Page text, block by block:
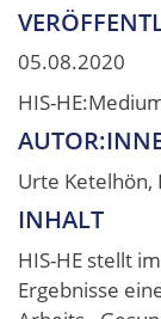
05.08.2020
HIS-
Urte Ketelhön,
INHALT
HIS-HE stellt
Ergebnisse